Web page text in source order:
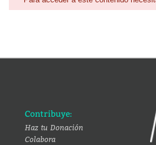
Contribuye:
Haz tu Donación
Colabora